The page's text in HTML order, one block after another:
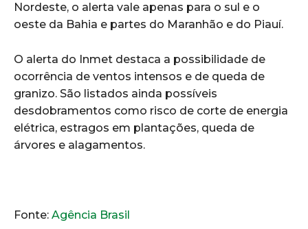
Nordeste, o alerta vale apenas para o sul e o
oeste da Bahia e partes do Maranhão e do Piauí.
O alerta do Inmet destaca a possibilidade de
ocorrência de ventos intensos e de queda de
granizo. São listados ainda possíveis
desdobramentos como risco de corte de energia
elétrica, estragos em plantações, queda de
árvores e alagamentos.
Fonte: Agência Brasil